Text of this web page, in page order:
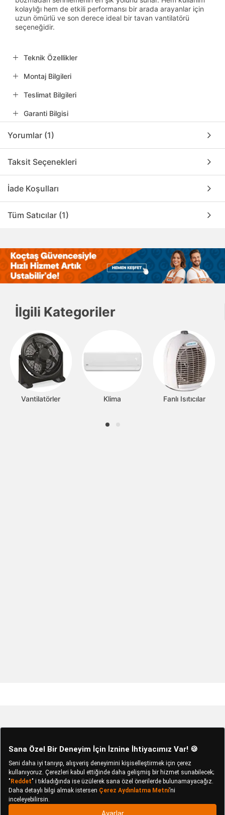
kolaylığı hem de etkili performansı bir arada arayanlar için
uzun ömürlü ve son derece ideal bir tavan vantilatörü
seçeneğidir.
Teknik Özellikler
Montaj Bilgileri
Teslimat Bilgileri
Garanti Bilgisi
Yorumlar (1)
Taksit Seçenekleri
İade Koşulları
Tüm Satıcılar (1)
İlgili Kategoriler
Vantilatörler Klima Fanlı Isıtıcılar